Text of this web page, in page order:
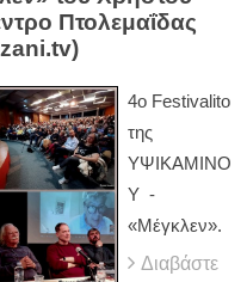
Πτολεμαΐδας
4ο Festivalito
της
ΥΨΙΚΑΜΙΝΟ
Υ -
«Μέγκλεν».
Διαβάστε